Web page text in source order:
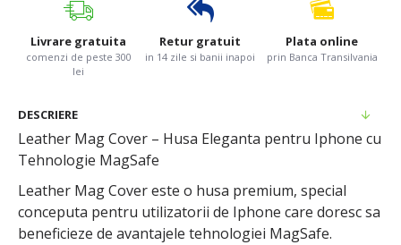
Livrare gratuita
comenzi de peste 300
lei
Retur gratuit
in 14 zile si banii inapoi
Plata online
prin Banca Transilvania
DESCRIERE
Leather Mag Cover – Husa Eleganta pentru Iphone cu
Tehnologie MagSafe
Leather Mag Cover este o husa premium, special
conceputa pentru utilizatorii de Iphone care doresc sa
beneficieze de avantajele tehnologiei MagSafe.